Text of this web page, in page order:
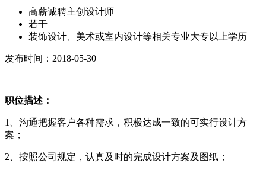
高薪诚聘主创设计师
若干
装饰设计、美术或室内设计等相关专业大专以上学历
发布时间：2018-05-30
职位描述：
1、沟通把握客户各种需求，积极达成一致的可实行设计方
案；
2、按照公司规定，认真及时的完成设计方案及图纸；